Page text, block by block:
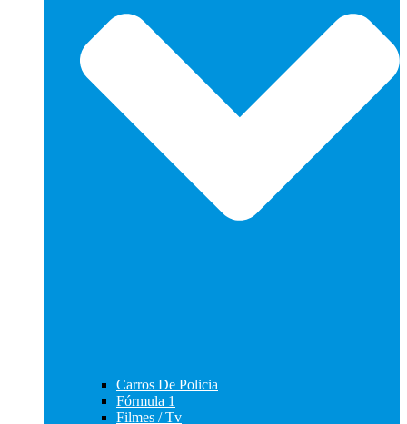
Carros De Policia
Fórmula 1
Filmes / Tv